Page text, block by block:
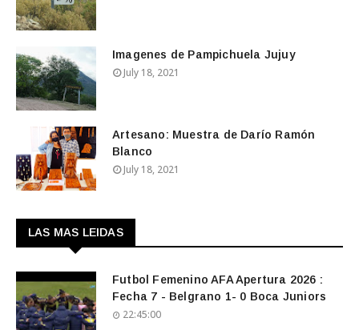
Imagenes de Pampichuela Jujuy
July 18, 2021
Artesano: Muestra de Darío Ramón
Blanco
July 18, 2021
LAS MAS LEIDAS
Futbol Femenino AFA Apertura 2026 :
Fecha 7 - Belgrano 1- 0 Boca Juniors
22:45:00